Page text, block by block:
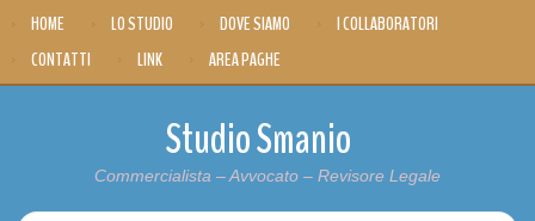
HOME LO STUDIO DOVE SIAMO
I COLLABORATORI
CONTATTI
LINK AREA PAGHE
Studio Smanio
Commercialista – Avvocato – Revisore Legale